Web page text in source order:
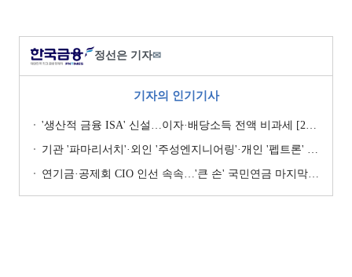
정선은 기자✉
기자의 인기기사
'생산적 금융 ISA' 신설…이자·배당소득 전액 비과세 [2026 세제개편안]
기관 '파마리서치'·외인 '주성엔지니어링'·개인 '펩트론' 1위 [주간 코스닥 순매수- 2026년 7월27일~7월31일]
연기금·공제회 CIO 인선 속속…'큰 손' 국민연금 마지막 타자